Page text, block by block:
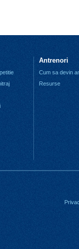
Antrenori
Cum sa devin
Resurse